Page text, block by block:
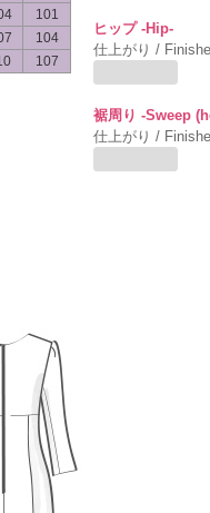
101
104
107
ヒップ -Hip-
仕上がり /
裾周り -Sweep
仕上がり /